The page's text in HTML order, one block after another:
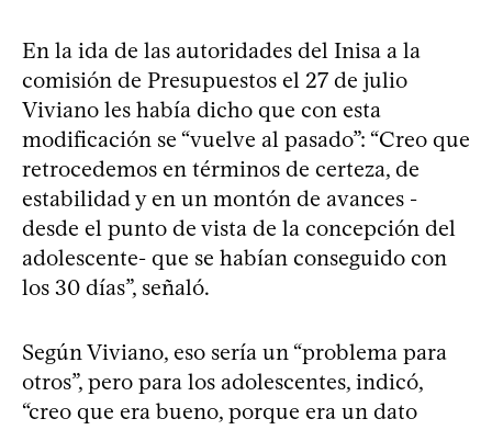
En la ida de las autoridades del Inisa a la
comisión de Presupuestos el 27 de julio
Viviano les había dicho que con esta
modificación se “vuelve al pasado”: “Creo que
retrocedemos en términos de certeza, de
estabilidad y en un montón de avances -
desde el punto de vista de la concepción del
adolescente- que se habían conseguido con
los 30 días”, señaló.
Según Viviano, eso sería un “problema para
otros”, pero para los adolescentes, indicó,
“creo que era bueno, porque era un dato